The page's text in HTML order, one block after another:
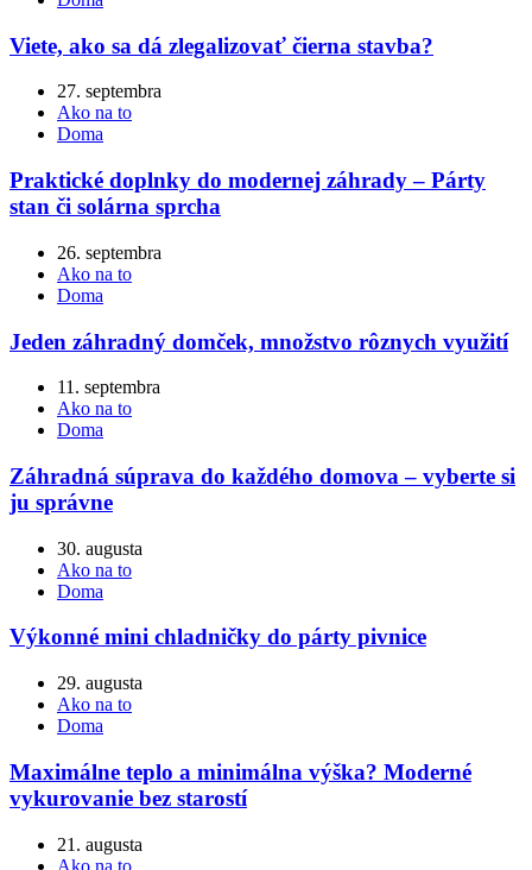
Viete, ako sa dá zlegalizovať čierna stavba?
27. septembra
Ako na to
Doma
Praktické doplnky do modernej záhrady – Párty
stan či solárna sprcha
26. septembra
Ako na to
Doma
Jeden záhradný domček, množstvo rôznych využití
11. septembra
Ako na to
Doma
Záhradná súprava do každého domova – vyberte si
ju správne
30. augusta
Ako na to
Doma
Výkonné mini chladničky do párty pivnice
29. augusta
Ako na to
Doma
Maximálne teplo a minimálna výška? Moderné
vykurovanie bez starostí
21. augusta
Ako na to